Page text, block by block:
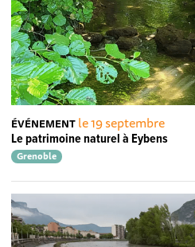
ÉVÉNEMENT le 19 septembre
Le patrimoine naturel à Eybens
Grenoble